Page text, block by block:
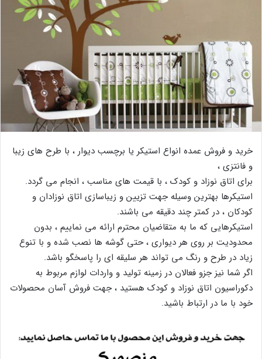
خرید و فروش عمده انواع استیکر یا برچسب دیوار ، با طرح های زیبا
و فانتزی ،
برای اتاق نوزاد و کودک ، با قیمت های مناسب ، انجام می گردد.
استیکرها بهترین وسیله جهت تزیین و زیباسازی اتاق نوزادان و
کودکان ، در کمتر چند دقیقه می باشند.
استیکرهایی که ما به متقاضیان محترم ارائه می نماییم ، بدون
محدودیت بر روی هر دیواری ، حتی گوشه ها نصب شده و با تنوع
زیاد در طرح و رنگ می تواند هر سلیقه ای را پاسخگو باشد.
اگر شما نیز جزو فعالان در زمینه تولید و واردات لوازم مربوط به
دکوراسیون اتاق نوزاد و کودک هستید ، جهت فروش آسان محصولات
خود با ما در ارتباط باشید.